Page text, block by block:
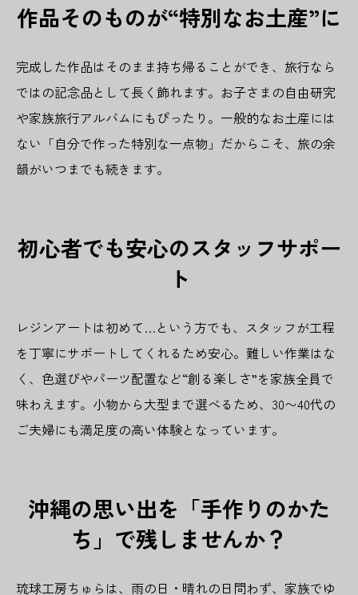
作品そのものが“特別なお土産”に
完成した作品はそのまま持ち帰ることができ、旅行なら
ではの記念品として長く飾れます。お子さまの自由研究
や家族旅行アルバムにもぴったり。一般的なお土産には
ない「自分で作った特別な一点物」だからこそ、旅の余
韻がいつまでも続きます。
初心者でも安心のスタッフサポー
ト
レジンアートは初めて…という方でも、スタッフが工程
を丁寧にサポートしてくれるため安心。難しい作業はな
く、色選びやパーツ配置など“創る楽しさ”を家族全員で
味わえます。小物から大型まで選べるため、30〜40代の
ご夫婦にも満足度の高い体験となっています。
沖縄の思い出を「手作りのかた
ち」で残しませんか？
琉球工房ちゅらは、雨の日・晴れの日問わず、家族でゆ